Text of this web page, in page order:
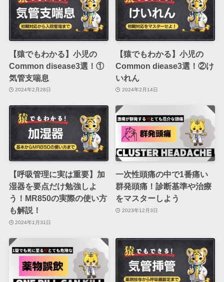
【猿でもわかる】小児の
Common disease3選！①
気管支喘息
2024年2月28日
【猿でもわかる】小児の
Common diease3選！②け
いれん
2024年2月14日
【呼吸管理に実は重要】加
湿器を要点だけ勉強しよ
う！MR850の実際の使い方
も解説！
2024年1月31日
一次性頭痛の中で1番痛い
群発頭痛！診断基準や治療
をマスターしよう
2023年12月3日